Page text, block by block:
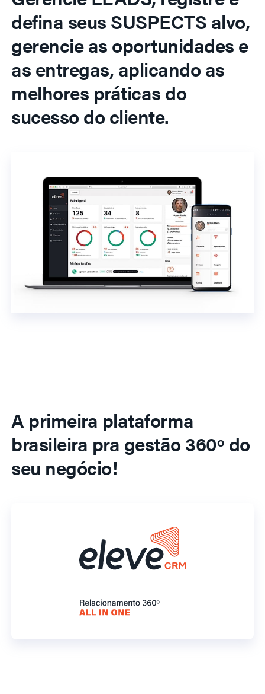
defina seus SUSPECTS alvo,
gerencie as oportunidades e
as entregas, aplicando as
melhores práticas do
sucesso do cliente.
A primeira plataforma
brasileira pra gestão 360º do
seu negócio!